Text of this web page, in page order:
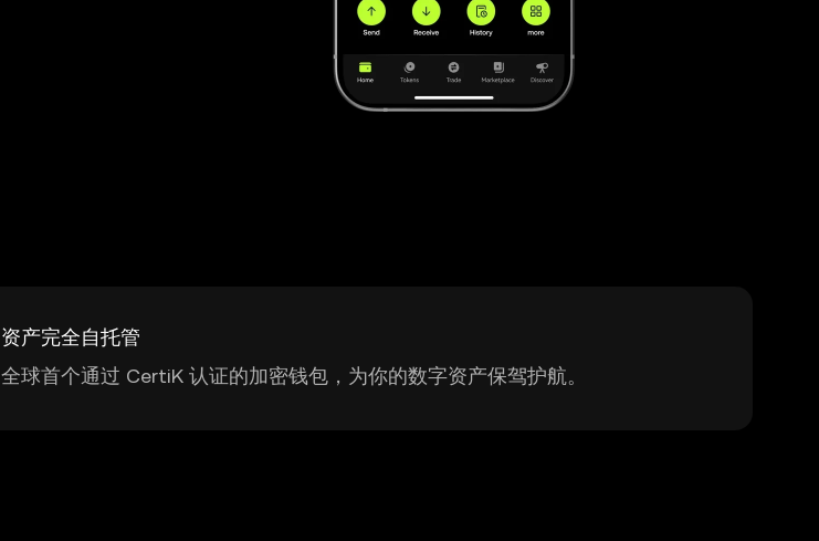
资产完全自托管
全球首个通过 CertiK 认证的加密钱包，为你的数字资产保驾护航。